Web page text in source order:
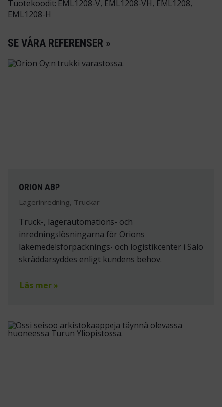
Tuotekoodit: EML1208-V, EML1208-VH, EML1208,
EML1208-H
SE VÅRA REFERENSER »
ORION ABP
Lagerinredning, Truckar
Truck-, lagerautomations- och
inredningslösningarna för Orions
läkemedelsförpacknings- och logistikcenter i Salo
skräddarsyddes enligt kundens behov.
Läs mer »